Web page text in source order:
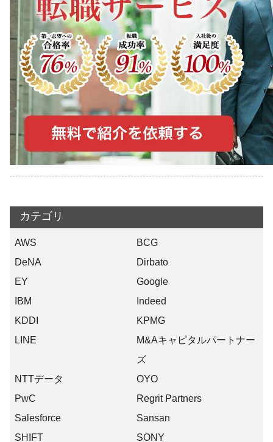
カテゴリ
AWS
BCG
DeNA
Dirbato
EY
Google
IBM
Indeed
KDDI
KPMG
LINE
M&Aキャピタルパートナー
ズ
NTTデータ
OYO
PwC
Regrit Partners
Salesforce
Sansan
SHIFT
SONY